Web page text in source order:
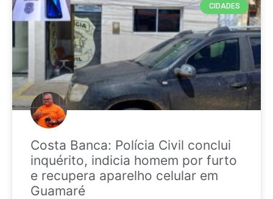
CIDADES
Costa Banca: Polícia Civil conclui
inquérito, indicia homem por furto
e recupera aparelho celular em
Guamaré